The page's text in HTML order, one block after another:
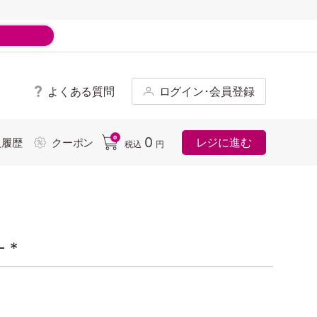
よくある質問 ログイン･会員登録
歴 クーポン 0
税込 0 円 レジに進む
*